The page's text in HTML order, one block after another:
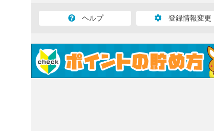
ヘルプ 登録情報変更